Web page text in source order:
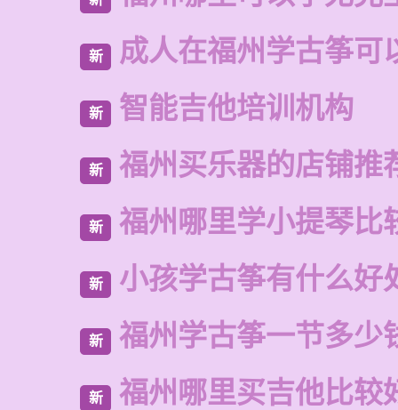
新 成人在福州学古筝可
新 智能吉他培训机构
新 福州买乐器的店铺推
新 福州哪里学小提琴比
新 小孩学古筝有什么好
新 福州学古筝一节多少
新 福州哪里买吉他比较